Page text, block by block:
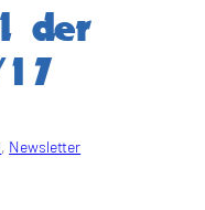
der
, Newsletter